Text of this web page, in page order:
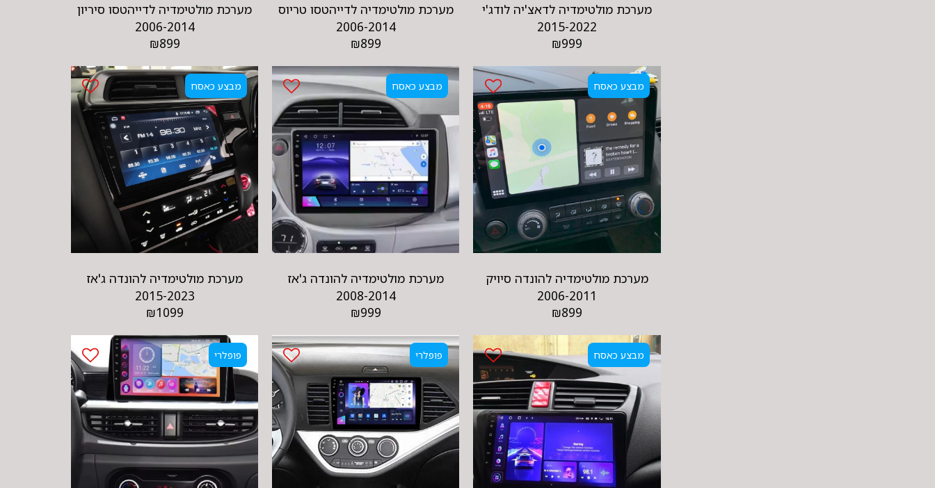
מערכת מולטימדיה לדאצ'יה לודג'י
2015-2022
₪999
מערכת מולטימדיה לדייהטסו טריוס
2006-2014
₪899
מערכת מולטימדיה לדייהטסו סיריון
2006-2014
₪899
מבצע כאסח
מערכת מולטימדיה להונדה סיויק
2006-2011
₪899
מבצע כאסח
מערכת מולטימדיה להונדה ג'אז
2008-2014
₪999
מבצע כאסח
מערכת מולטימדיה להונדה ג'אז
2015-2023
₪1099
מבצע כאסח פופלרי פופלרי